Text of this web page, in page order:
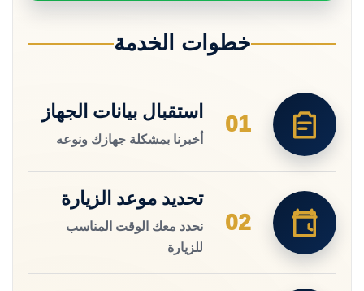
خطوات الخدمة
01
استقبال بيانات الجهاز
أخبرنا بمشكلة جهازك ونوعه
02
تحديد موعد الزيارة
نحدد معك الوقت المناسب
للزيارة